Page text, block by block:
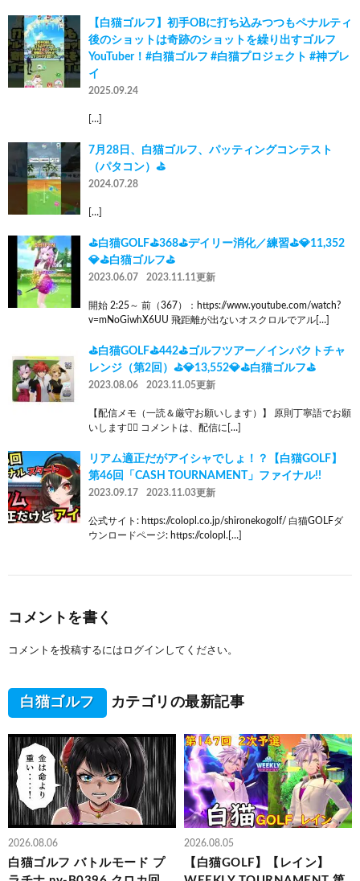
【白猫ゴルフ】初手OBに打ち込みつつもペナルティ
後のショットは奇跡のショットを繰り出すゴルフ
YouTuber！#白猫ゴルフ #白猫プロジェクト #神プレ
イ
2025.09.24
[…]
7月28日、白猫ゴルフ、パッティングコンテスト
（パタコン）⛳️
2024.07.28
[…]
⛳白猫GOLF⛳368⛳デイリー消化／練習⛳💎11,352
💎⛳白猫ゴルフ⛳
2023.06.07 2023.11.11更新
開始 2:25～ 前（367）：https://www.youtube.com/watch?
v=mNoGiwhX6UU 飛距離が出ないオスクロルでアル[…]
⛳白猫GOLF⛳442⛳ゴルフツアー／インパクトチャ
レンジ（第2回）⛳💎13,552💎⛳白猫ゴルフ⛳
2023.08.06 2023.11.05更新
【配信メモ（一読＆厳守お願いします）】 原則丁寧語でお願
いします🙇‍♂️ コメントは、配信に[…]
リアム適正だがアイシャでしょ！？【白猫GOLF】
第46回「CASH TOURNAMENT」ファイナル!!
2023.09.17 2023.11.03更新
公式サイト: https://colopl.co.jp/shironekogolf/ 白猫GOLFダ
ウンロードページ: https://colopl.[…]
コメントを書く
コメントを投稿するには ログイン してください。
白猫ゴルフ カテゴリの最新記事
2026.08.06
白猫ゴルフ バトルモード プ
2026.08.05
【白猫GOLF】【レイン】